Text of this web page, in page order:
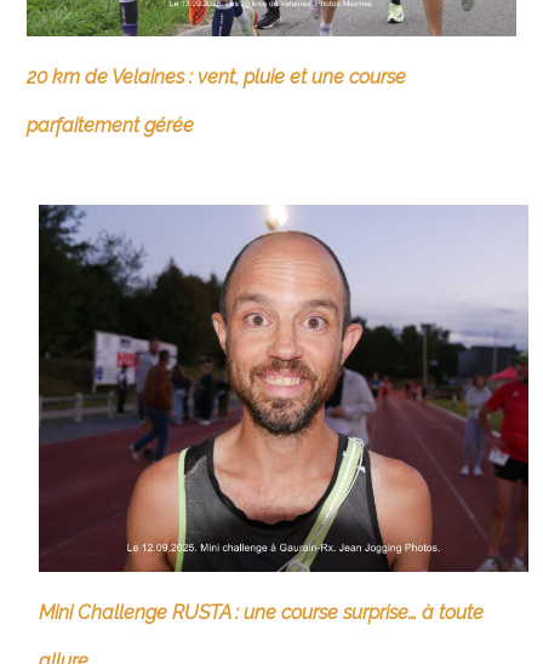
20 km de Velaines : vent, pluie et une course
parfaitement gérée
Mini Challenge RUSTA : une course surprise… à toute